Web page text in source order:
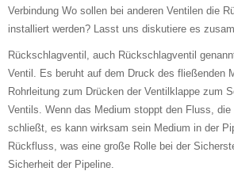
Verbindung Wo sollen bei anderen Ventilen die
installiert werden? Lasst uns diskutiere es
Rückschlagventil, auch Rückschlagventil
Ventil. Es beruht auf dem Druck des fließenden
Rohrleitung zum Drücken der Ventilklappe zum
Ventils. Wenn das Medium stoppt den Fluss,
schließt, es kann wirksam sein Medium in der
Rückfluss, was eine große Rolle bei der
Sicherheit der Pipeline.